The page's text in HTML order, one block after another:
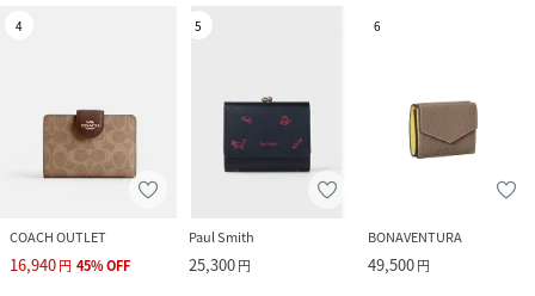
4
COACH OUTLET
16,940円 45%OFF
5
Paul Smith
25,300円
6
BONAVENTURA
49,500円